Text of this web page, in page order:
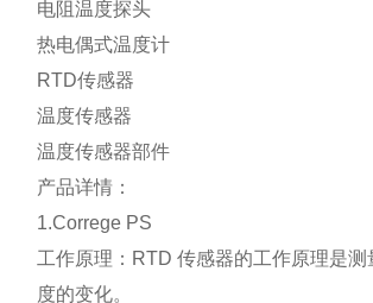
电阻温度探头
热电偶式温度计
RTD传感器
温度传感器
温度传感器部件
产品详情：
1.Correge PS
工作原理：RTD 传感器的工作原理是
度的变化。